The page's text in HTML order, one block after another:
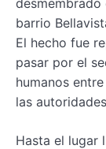
barrio
El hecho fue
pasar por el
humanos
las
Hasta el lugar